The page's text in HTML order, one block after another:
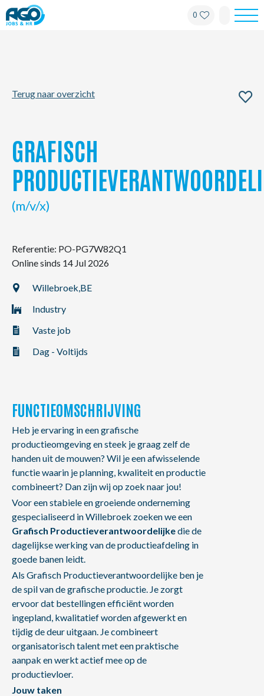
0
Kantoren
My AGO
NL FR EN
Terug naar overzicht
GRAFISCH
(m/v/x)
Referentie: PO-PG7W82Q1
Online sinds 14 Jul 2026
Willebroek,BE
Industry
Vaste job
Dag - Voltijds
FUNCTIEOMSCHRIJVING
Heb je ervaring in een grafische
productieomgeving en steek je graag zelf de
handen uit de mouwen? Wil je een afwisselende
functie waarin je planning, kwaliteit en productie
combineert? Dan zijn wij op zoek naar jou!
Voor een stabiele en groeiende onderneming
gespecialiseerd in Willebroek zoeken we een
Grafisch Productieverantwoordelijkedie de
dagelijkse werking van de productieafdeling in
goede banen leidt.
Als Grafisch Productieverantwoordelijke ben je
de spil van de grafische productie. Je zorgt
ervoor dat bestellingen efficiënt worden
ingepland, kwalitatief worden afgewerkt en
tijdig de deur uitgaan. Je combineert
organisatorisch talent met een praktische
aanpak en werkt actief mee op de
productievloer.
Jouw taken